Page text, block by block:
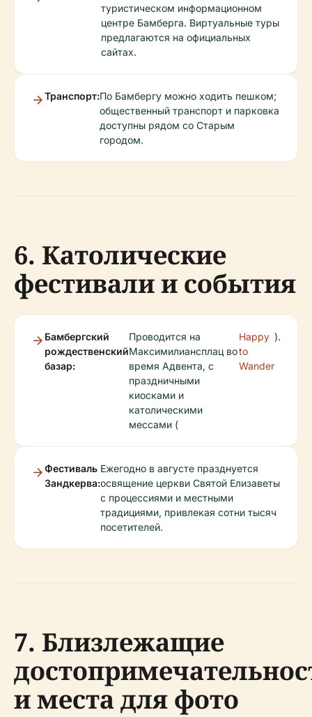
туристическом информационном
центре Бамберга. Виртуальные туры
предлагаются на официальных
сайтах.
Транспорт:По Бамбергу можно ходить пешком;
общественный транспорт и парковка
доступны рядом со Старым
городом.
6. Католические
фестивали и события
Бамбергский
рождественский
базар:
Проводится на
Максимилиансплац во
время Адвента, с
праздничными
киосками и
католическими
мессами (
Happy
to
Wander
).
Фестиваль
Зандкерва:
Ежегодно в августе празднуется
освящение церкви Святой Елизаветы
с процессиями и местными
традициями, привлекая сотни тысяч
посетителей.
7. Близлежащие
и места для фото